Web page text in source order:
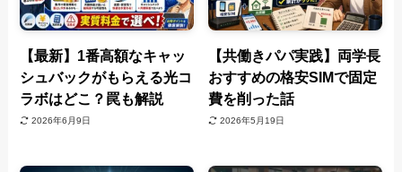
【最新】1番高額なキャッ
シュバックがもらえる光コ
ラボはどこ？罠も解説
2026年6月9日
【共働きパパ実践】両学長
おすすめの格安SIMで固定
費を削った話
2026年5月19日